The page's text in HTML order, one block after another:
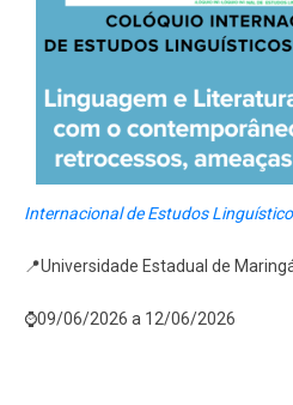
Internacional de Estudos
📍Universidade Estadual de
⌚09/06/2026 a 12/06/2026